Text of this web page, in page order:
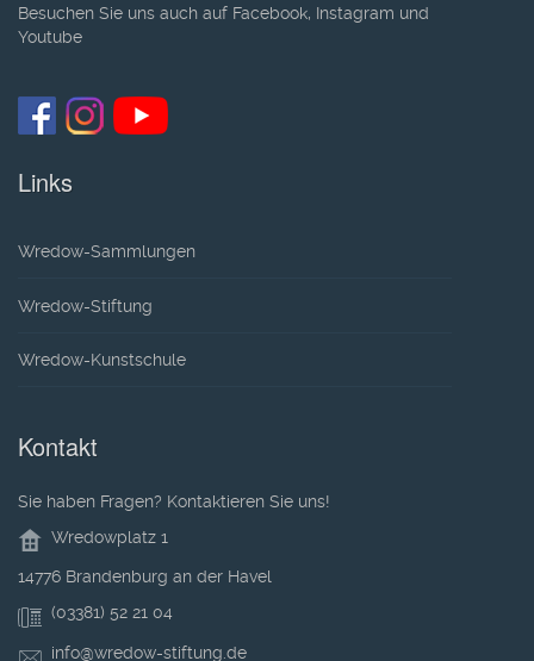
Besuchen Sie uns auch auf Facebook, Instagram und
Youtube
Links
Wredow-Sammlungen
Wredow-Stiftung
Wredow-Kunstschule
Kontakt
Sie haben Fragen? Kontaktieren Sie uns!
Wredowplatz 1
14776 Brandenburg an der Havel
(03381) 52 21 04
info@wredow-stiftung.de